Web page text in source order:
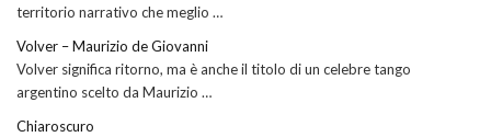
territorio narrativo che meglio …
Volver – Maurizio de Giovanni
Volver significa ritorno, ma è anche il titolo di un celebre tango
argentino scelto da Maurizio …
Chiaroscuro